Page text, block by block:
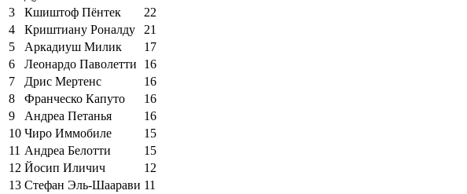
3
Кшиштоф Пёнтек
22
4
Криштиану Роналду
21
5
Аркадиуш Милик
17
6
Леонардо Паволетти
16
7
Дрис Мертенс
16
8
Франческо Капуто
16
9
Андреа Петанья
16
10 Чиро Иммобиле
15
11 Андреа Белотти
15
12 Йосип Иличич
12
13 Стефан Эль-Шаарави 11